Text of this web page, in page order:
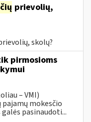
prievolių,
skolų?
pirmosioms
– VMI)
mokesčio
pasinaudoti...